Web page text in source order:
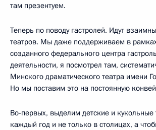
там презентуем.
Теперь по поводу гастролей. Идут
театров. Мы даже поддерживаем в
созданного федерального центра
деятельности, я посмотрел там,
Минского драматического театра имени
Но мы поставим это на постоянную
Во-первых, выделим детские и кукольные
каждый год и не только в столицах, а